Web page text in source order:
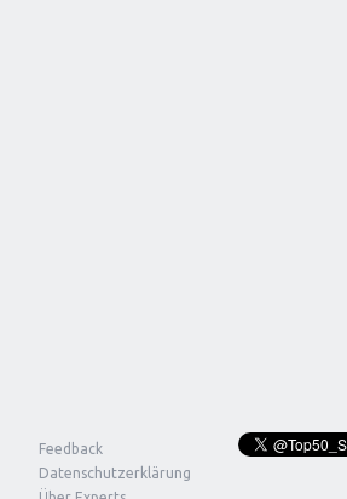
Feedback
Datenschutzerklärung